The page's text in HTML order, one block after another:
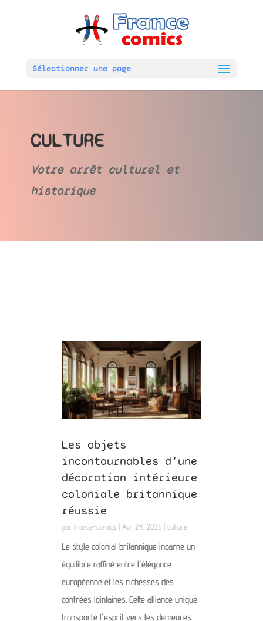
Sélectionner une page
CULTURE
Votre arrêt culturel et
historique
Les objets
incontournables d’une
décoration intérieure
coloniale britannique
réussie
par france-comics Avr 24, 2025| culture
Le style colonial britannique incarne un
équilibre raffiné entre l'élégance
européenne et les richesses des
contrées lointaines. Cette alliance unique
transporte l'esprit vers les demeures